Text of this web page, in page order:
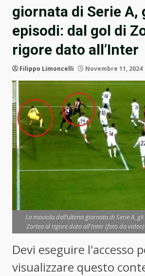
giornata di Serie A,
episodi: dal gol di
rigore dato all’Inter
Filippo Limoncelli Novembre 11, 2024
La moviola dell’ultima giornata di Serie A,
Zortea al rigore dato all'Inter (foto da
Devi eseguire l'accesso
visualizzare questo